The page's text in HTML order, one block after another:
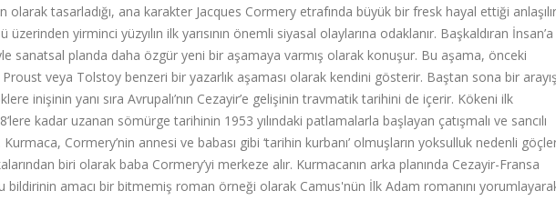
olarak tasarladığı, ana karakter Jacques Cormery etrafında büyük bir fresk hayal ettiği
yirminci yüzyılın ilk yarısının önemli siyasal olaylarına odaklanır. Başkaldıran İnsan’a
sanatsal planda daha özgür yeni bir aşamaya varmış olarak konuşur. Bu aşama, önceki
Proust veya Tolstoy benzeri bir yazarlık aşaması olarak kendini gösterir. Baştan sona bir
inişinin yanı sıra Avrupalı’nın Cezayir’e gelişinin travmatik tarihini de içerir. Kökeni ilk
kadar uzanan sömürge tarihinin 1953 yılındaki patlamalarla başlayan çatışmalı ve sancılı
Cormery’nin annesi ve babası gibi ‘tarihin kurbanı’ olmuşların yoksulluk nedenli
biri olarak baba Cormery’yi merkeze alır. Kurmacanın arka planında Cezayir-Fransa
bildirinin amacı bir bitmemiş roman örneği olarak Camus'nün İlk Adam romanını